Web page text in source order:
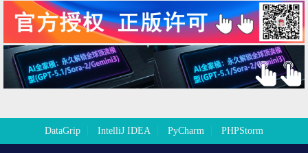
DataGrip IntelliJ IDEA PyCharm PHPStorm